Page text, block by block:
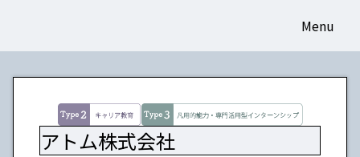
Menu
アトム株式会社